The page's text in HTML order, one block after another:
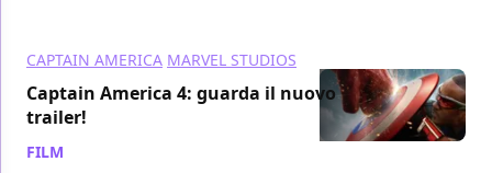
CAPTAIN AMERICA MARVEL STUDIOS
Captain America 4: guarda il nuovo
trailer!
FILM